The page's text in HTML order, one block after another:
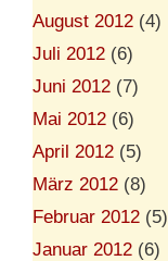
August 2012 (4)
Juli 2012 (6)
Juni 2012 (7)
Mai 2012 (6)
April 2012 (5)
März 2012 (8)
Februar 2012 (5)
Januar 2012 (6)